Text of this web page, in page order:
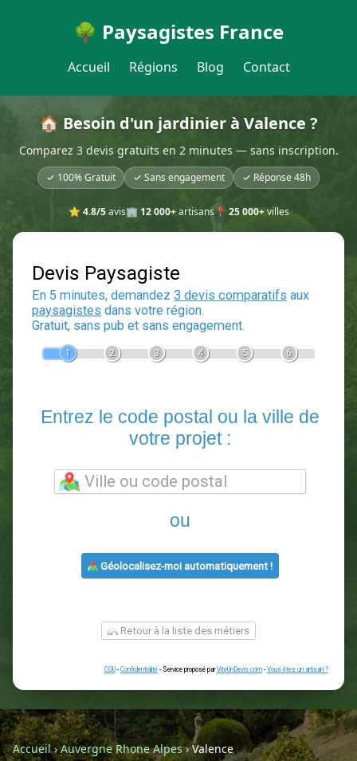
🌳 Paysagistes France
Accueil Régions Blog Contact
🏠 Besoin d'un jardinier à Valence ?
Comparez 3 devis gratuits en 2 minutes — sans inscription.
✓ 100% Gratuit ✓ Sans engagement ✓ Réponse 48h
⭐ 4.8/5avis🏢 12 000+artisans📍 25 000+villes
Devis Paysagiste
En 5 minutes, demandez3 devis comparatifs
votre projet :
ou
Géolocalisez-moi automatiquement !
Accueil›Auvergne Rhone Alpes›Valence